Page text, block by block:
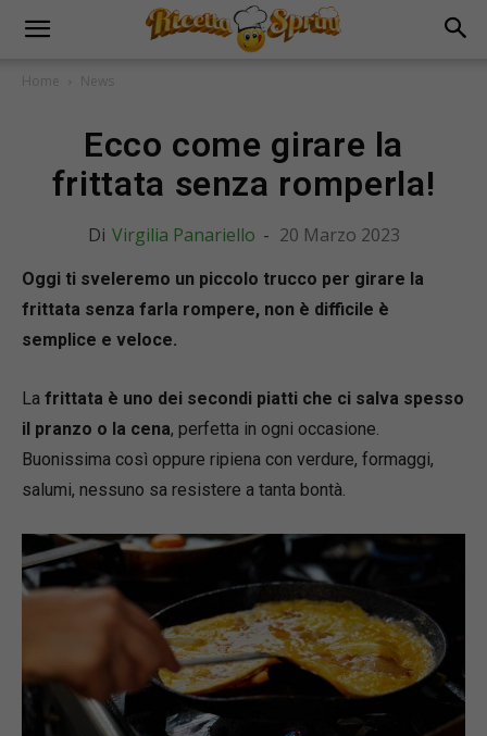
Home News
Ecco come girare la
frittata senza romperla!
Di Virgilia Panariello - 20 Marzo 2023
Oggi ti sveleremo un piccolo trucco per girare la
frittata senza farla rompere, non è difficile è
semplice e veloce.
La frittata è uno dei secondi piatti che ci salva spesso
il pranzo o la cena, perfetta in ogni occasione.
Buonissima così oppure ripiena con verdure, formaggi,
salumi, nessuno sa resistere a tanta bontà.